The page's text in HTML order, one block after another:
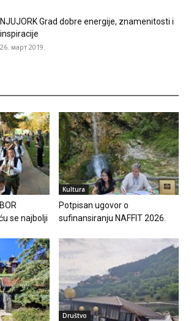
NJUJORK Grad dobre energije, znamenitosti i
inspiracije
26. март 2019.
se najbolji
Kultura
Potpisan ugovor o
sufinansiranju NAFFIT 2026.
Društvo